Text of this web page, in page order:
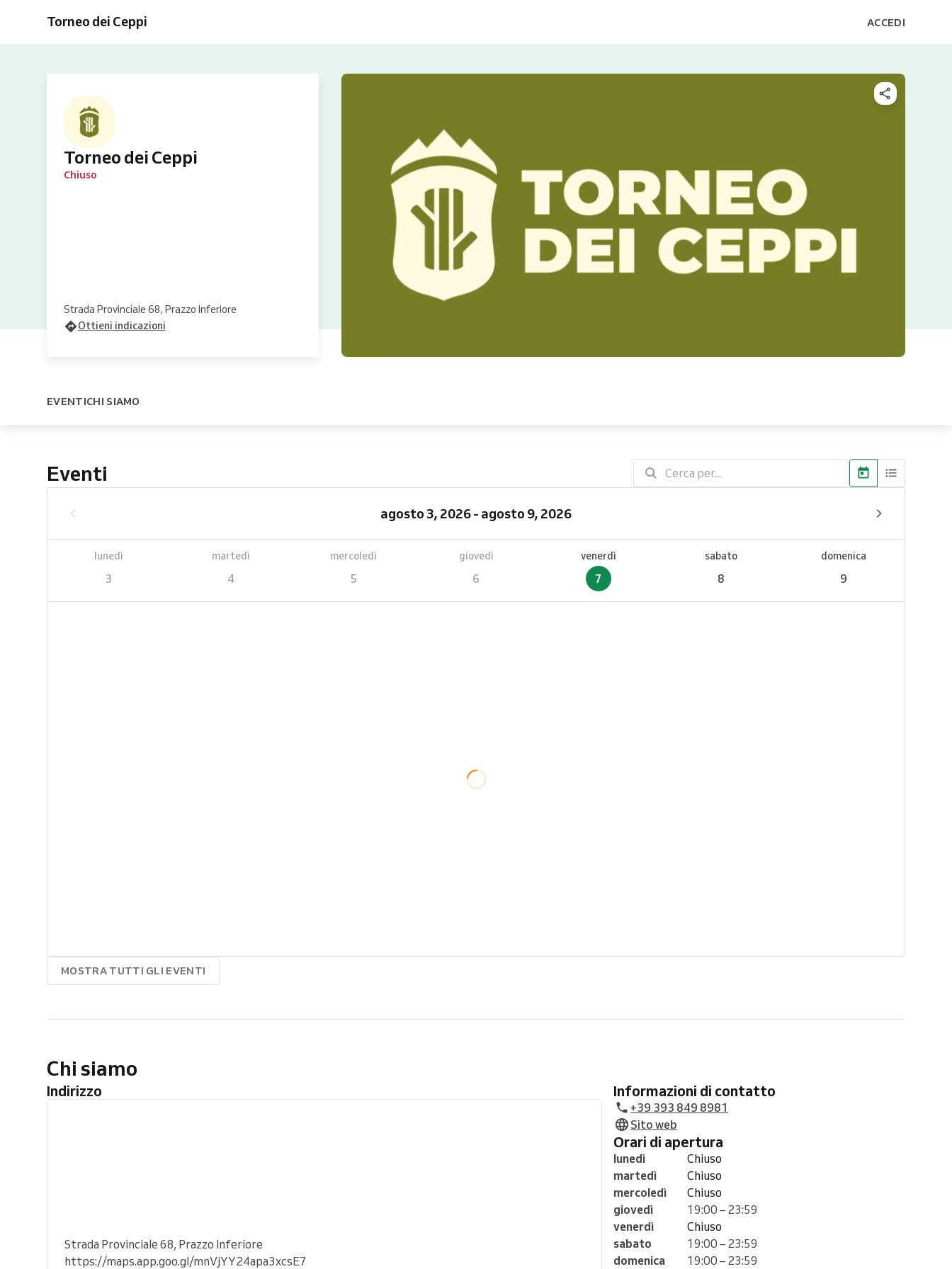
Torneo dei Ceppi ACCEDI
Torneo dei Ceppi
Chiuso
Strada Provinciale 68, Prazzo Inferiore
Ottieni indicazioni
EVENTICHI SIAMO
Eventi
agosto 3, 2026 - agosto 9, 2026
lunedì
3
martedì
4
mercoledì
5
giovedì
6
venerdì
7
sabato
8
domenica
9
MOSTRA TUTTI GLI EVENTI
Chi siamo
Indirizzo
Strada Provinciale 68, Prazzo Inferiore
https://maps.app.goo.gl/mnVjYY24apa3xcsE7
Informazioni di contatto
+39 393 849 8981
Sito web
Orari di apertura
lunedì
Chiuso
martedì
Chiuso
mercoledì
Chiuso
giovedì
19:00 – 23:59
venerdì
Chiuso
sabato
19:00 – 23:59
domenica
19:00 – 23:59